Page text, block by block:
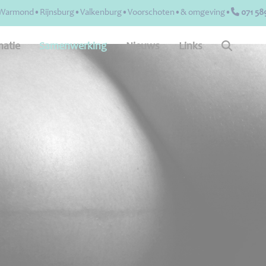
omgeving• 071
Samenwerking Nieuws Links